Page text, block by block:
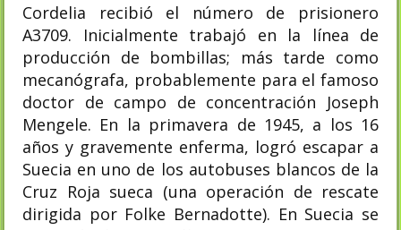
Cordelia recibió el número de prisionero
A3709. Inicialmente trabajó en la línea de
producción de bombillas; más tarde como
mecanógrafa, probablemente para el famoso
doctor de campo de concentración Joseph
Mengele. En la primavera de 1945, a los 16
años y gravemente enferma, logró escapar a
Suecia en uno de los autobuses blancos de la
Cruz Roja sueca (una operación de rescate
dirigida por Folke Bernadotte). En Suecia se